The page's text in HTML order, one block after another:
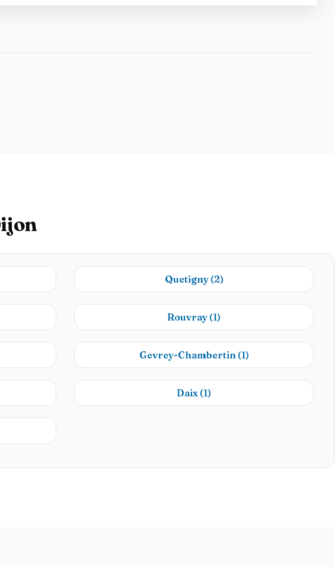
Quetigny (2)
Rouvray (1)
Gevrey-Chambertin (1)
Daix (1)